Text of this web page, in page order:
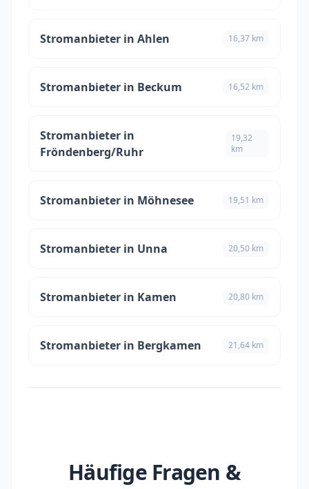
Stromanbieter in Ahlen 16,37 km
Stromanbieter in Beckum 16,52 km
Stromanbieter in
Fröndenberg/Ruhr
19,32
km
Stromanbieter in Möhnesee 19,51 km
Stromanbieter in Unna 20,50 km
Stromanbieter in Kamen 20,80 km
Stromanbieter in Bergkamen 21,64 km
Häufige Fragen &